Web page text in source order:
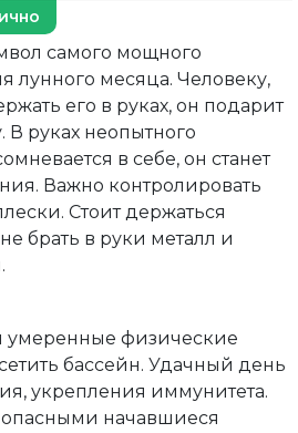
самого мощного
лунного месяца. Человеку,
его в руках, он подарит
В руках неопытного
в себе, он станет
Важно контролировать
Стоит держаться
брать в руки металл и
умеренные физические
бассейн. Удачный день
укрепления иммунитета.
начавшиеся